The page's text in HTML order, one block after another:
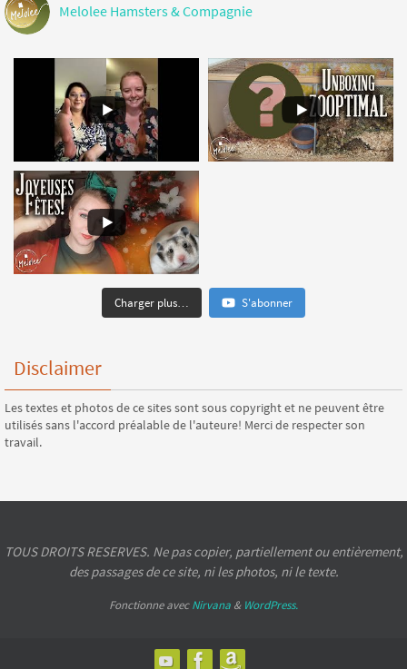
Melolee Hamsters & Compagnie
Charger plus… S'abonner
Disclaimer
Les textes et photos de ce sites sont sous copyright et ne peuvent être
utilisés sans l'accord préalable de l'auteure! Merci de respecter son
travail.
TOUS DROITS RESERVES. Ne pas copier, partiellement ou entièrement,
des passages de ce site, ni les photos, ni le texte.
Fonctionne avecNirvana & WordPress.